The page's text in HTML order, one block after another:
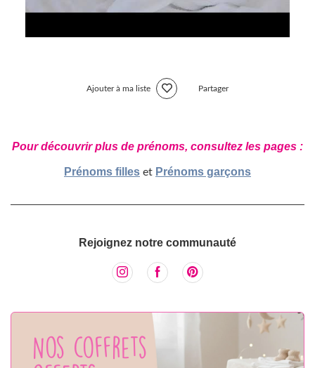
Ajouter à ma liste Partager
Pour découvrir plus de prénoms, consultez les pages :
Prénoms filles et Prénoms garçons
Rejoignez notre communauté
Nos coffrets